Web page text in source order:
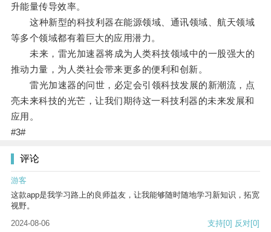
升能量传导效率。
这种新型的科技利器在能源领域、通讯领域、航天领域
等多个领域都有着巨大的应用潜力。
未来，雷光加速器将成为人类科技领域中的一股强大的
推动力量，为人类社会带来更多的便利和创新。
雷光加速器的问世，必定会引领科技发展的新潮流，点
亮未来科技的光芒，让我们期待这一科技利器的未来发展和
应用。
#3#
评论
游客
这款app是我学习路上的良师益友，让我能够随时随地学习新知识，拓宽
视野。
2024-08-06
支持[0] 反对[0]